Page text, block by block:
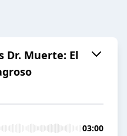
Dr. Muerte: El
03:00